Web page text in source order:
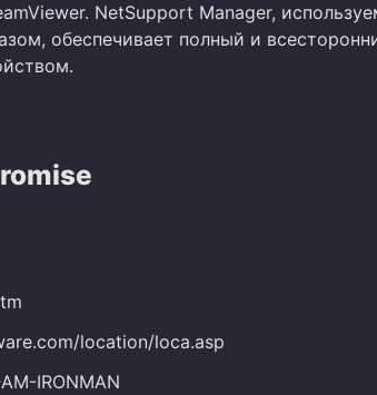
NetSupport Manager,
обеспечивает полный и
location/loca.asp
IRONMAN